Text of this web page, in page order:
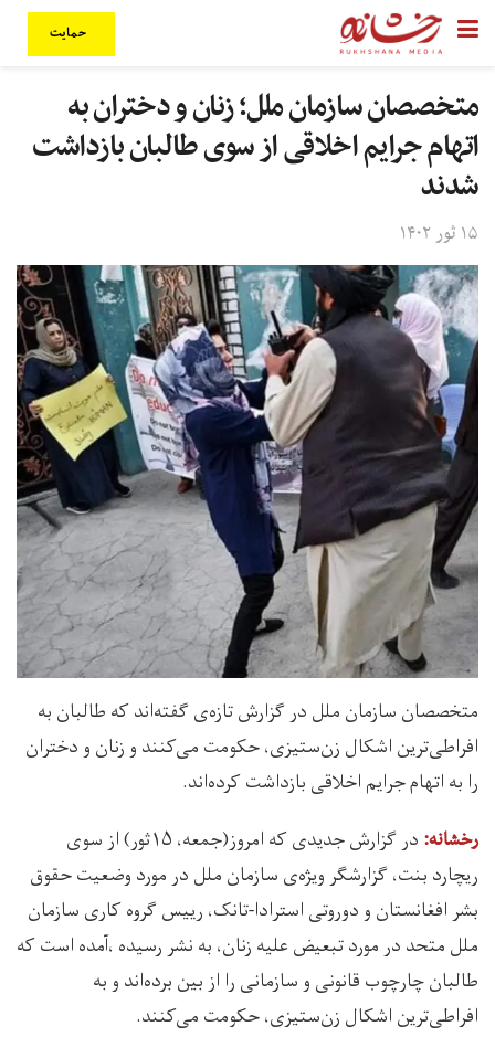
حمایت
متخصصان سازمان ملل؛ زنان و دختران به
اتهام جرایم اخلاقی از سوی طالبان بازداشت
شدند
۱۵ ثور ۱۴۰۲
متخصصان سازمان ملل در گزارش تازه‌ی گفته‌اند که طالبان به
افراطی‌ترین اشکال زن‌ستیزی، حکومت می‌کنند و زنان و دختران
را به اتهام جرایم اخلاقی بازداشت کرده‌اند.
رخشانه:
در گزارش جدیدی که امروز(جمعه، ۱۵ثور) از سوی
ریچارد بنت، گزارشگر ویژه‌ی سازمان ملل در مورد وضعیت حقوق
بشر افغانستان و دوروتی استرادا-تانک، رییس گروه کاری سازمان
ملل متحد در مورد تبعیض علیه زنان، به نشر رسیده ،آمده است که
طالبان چارچوب قانونی و سازمانی را از بین برده‌اند و به
افراطی‌ترین اشکال زن‌ستیزی، حکومت می‌کنند.